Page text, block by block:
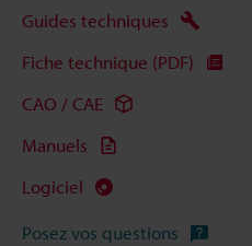
Guides techniques
Fiche technique (PDF)
CAO / CAE
Manuels
Logiciel
Posez vos questions